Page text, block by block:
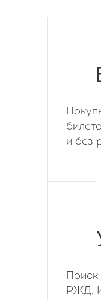
и без
Поиск
РЖД.